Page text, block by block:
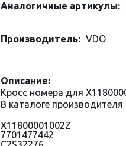
Аналогичные артикулы:
Производитель: VDO
Описание:
Кросс номера для
В каталоге
X11800001002Z
7701477442